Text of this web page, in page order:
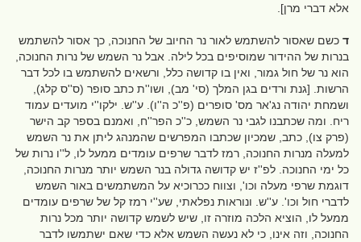
אלא דברי מרן].
ד כשם שאסור להשתמש לאור נר החיוב של החנוכה, כך אסור להשתמש
בנרות של ההידור שמוסיפים בכל לילה. אבל נר השמש של נרות החנוכה,
הוא נר של חול גמור, ואין בו קדושה כלל, ורשאים להשתמש בו לכל דבר
הרשות. [גנת ורדים בגן המלך (סי' מב), ושו''ת כתב סופר (ס''ס קלג),
ושמחת יהודה נג'אר מס' סופרים (פ''כ ה''ו). ע''ש. ילקו''י מועדים עמוד
ריח. ומה שכתבנו לגבי נר השמש, כ''כ הפר''ח, ואמנם בספר קב הישר
(פרק צו), כתב, שמכיון שכתבו המפרשים שהמנהג ליתן את נר השמש
למעלה מנרות החנוכה, רמז לדבר שרפים עומדים ממעל לו, ל''ו נרות של
כל ימי החנוכה. לפ''ז יש קדושה גדולה בנר השמש יותר מנרות החנוכה,
דוגמת שרפי מעלה וכו', וצווח ככרוכיא על המשתמשים באור השמש
לדברי חול וכו'. ע''ש. ונוראות נפלאתי, שע''י רמז קל של שרפים עומדים
ממעל לו, הוציא הלכה מוזרה זו, שיש לשמש קדושה יותר מכל נרות
החנוכה, וזה אינו, כי לא נעשה השמש אלא כדי שאם ישתמשו לדבר